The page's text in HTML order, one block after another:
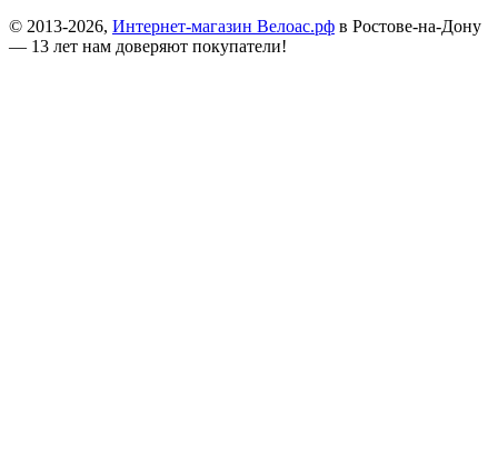
© 2013-2026, Интернет-магазин Велоас.рф в Ростове-на-Дону
— 13 лет нам доверяют покупатели!